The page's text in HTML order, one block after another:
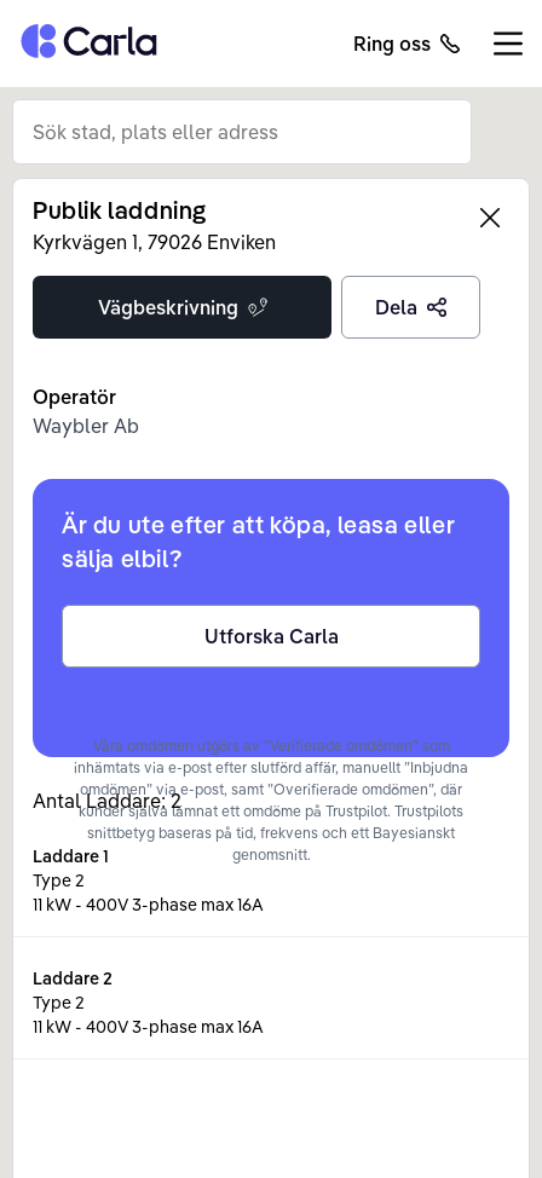
Tillbaka till startsidan Ring oss
Left
Publik laddning
Kyrkvägen 1, 79026 Enviken
Vägbeskrivning Dela
Operatör
Waybler Ab
Är du ute efter att köpa, leasa eller
sälja elbil?
Utforska Carla
Våra omdömen utgörs av ”Verifierade omdömen” som
inhämtats via e-post efter slutförd affär, manuellt ”Inbjudna
omdömen” via e-post, samt ”Overifierade omdömen”, där
kunder själva lämnat ett omdöme på Trustpilot. Trustpilots
snittbetyg baseras på tid, frekvens och ett Bayesianskt
genomsnitt.
Antal Laddare:2
Laddare1
Type 2
11 kW - 400V 3-phase max 16A
Laddare2
Type 2
11 kW - 400V 3-phase max 16A